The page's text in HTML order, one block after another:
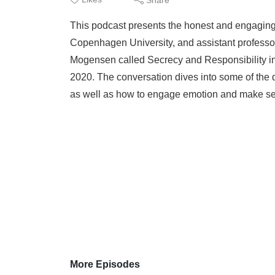
This podcast presents the honest and
Copenhagen University, and assistant
Mogensen called Secrecy and Responsibility
2020. The conversation dives into some of
as well as how to engage emotion and make
More Episodes